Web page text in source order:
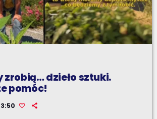
zrobią… dzieło sztuki.
pomóc!